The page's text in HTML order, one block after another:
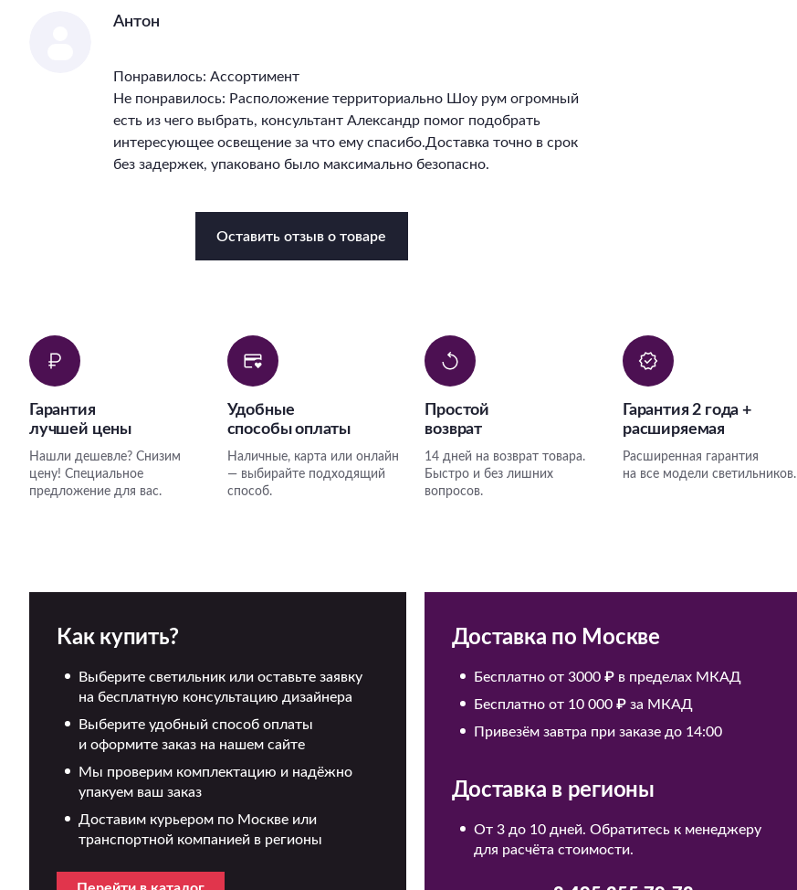
Антон
Понравилось: Ассортимент
Не понравилось: Расположение территориально Шоу рум огромный
есть из чего выбрать, консультант Александр помог подобрать
интересующее освещение за что ему спасибо.Доставка точно в срок
без задержек, упаковано было максимально безопасно.
Оставить отзыв о товаре
Гарантия
лучшей цены
Нашли дешевле? Снизим
цену! Специальное
предложение для вас.
Удобные
способы оплаты
Наличные, карта или онлайн
— выбирайте подходящий
способ.
Простой
возврат
14 дней на возврат товара.
Быстро и без лишних
вопросов.
Гарантия 2 года +
расширяемая
Расширенная гарантия
на все модели светильников.
Как купить?
Выберите светильник или оставьте заявку
на бесплатную консультацию дизайнера
Выберите удобный способ оплаты
и оформите заказ на нашем сайте
Мы проверим комплектацию и надёжно
упакуем ваш заказ
Доставим курьером по Москве или
транспортной компанией в регионы
Доставка по Москве
Бесплатно от 3000 ₽ в пределах МКАД
Бесплатно от 10 000 ₽ за МКАД
Привезём завтра при заказе до 14:00
Доставка в регионы
От 3 до 10 дней. Обратитесь к менеджеру
для расчёта стоимости.